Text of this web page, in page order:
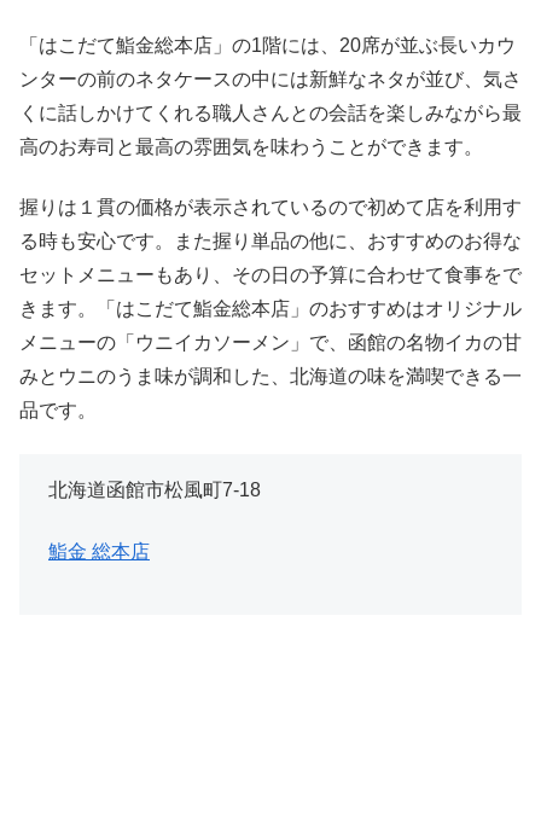
「はこだて鮨金総本店」の1階には、20席が並ぶ長いカウ
ンターの前のネタケースの中には新鮮なネタが並び、気さ
くに話しかけてくれる職人さんとの会話を楽しみながら最
高のお寿司と最高の雰囲気を味わうことができます。
握りは１貫の価格が表示されているので初めて店を利用す
る時も安心です。また握り単品の他に、おすすめのお得な
セットメニューもあり、その日の予算に合わせて食事をで
きます。「はこだて鮨金総本店」のおすすめはオリジナル
メニューの「ウニイカソーメン」で、函館の名物イカの甘
みとウニのうま味が調和した、北海道の味を満喫できる一
品です。
北海道函館市松風町7-18
鮨金 総本店